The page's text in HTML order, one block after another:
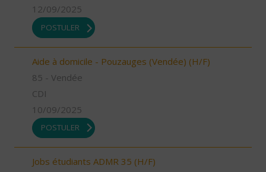
12/09/2025
POSTULER
Aide à domicile - Pouzauges (Vendée) (H/F)
85 - Vendée
CDI
10/09/2025
POSTULER
Jobs étudiants ADMR 35 (H/F)